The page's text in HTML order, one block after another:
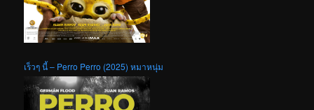
เร็วๆ นี้ – Perro Perro (2025) หมาหนุ่ม